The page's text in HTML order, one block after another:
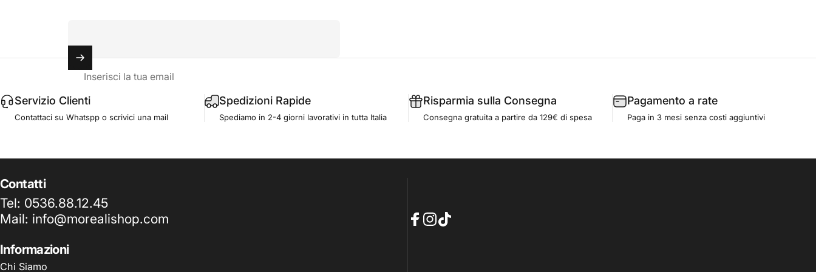
Inserisci la tua email
Servizio Clienti
Contattaci su Whatspp o scrivici una mail
Spedizioni Rapide
Spediamo in 2-4 giorni lavorativi in tutta Italia
Risparmia sulla Consegna
Consegna gratuita a partire da 129€ di spesa
Pagamento a rate
Paga in 3 mesi senza costi aggiuntivi
Contatti
Tel: 0536.88.12.45
Mail: info@morealishop.com
Informazioni
Chi Siamo